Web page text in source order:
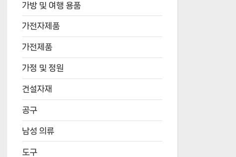
가방 및 여행 용품
가전자제품
가전제품
가정 및 정원
건설자재
공구
남성 의류
도구